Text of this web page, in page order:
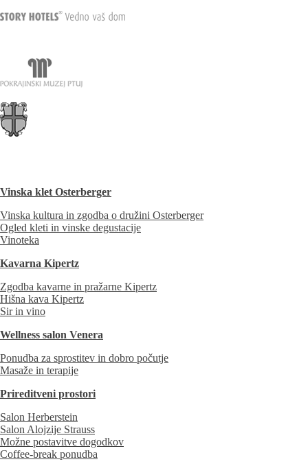
Vinska klet Osterberger
Vinska kultura in zgodba o družini Osterberger
Ogled kleti in vinske degustacije
Vinoteka
Kavarna Kipertz
Zgodba kavarne in pražarne Kipertz
Hišna kava Kipertz
Sir in vino
Wellness salon Venera
Ponudba za sprostitev in dobro počutje
Masaže in terapije
Prireditveni prostori
Salon Herberstein
Salon Alojzije Strauss
Možne postavitve dogodkov
Coffee-break ponudba